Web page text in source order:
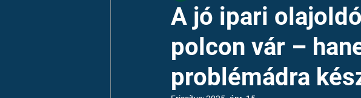
A jó ipari
polcon vár –
problémádra